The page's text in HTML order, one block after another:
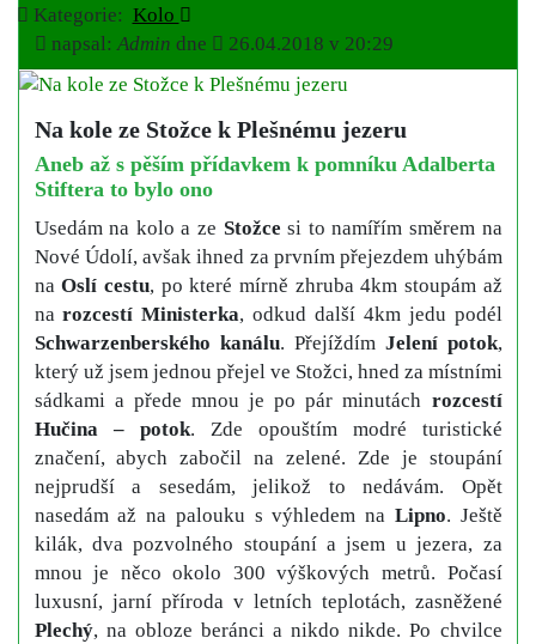
Kategorie: Kolo
napsal:Admin dne 26.04.2018 v 20:29
Na kole ze Stožce k Plešnému jezeru
Aneb až s pěším přídavkem k pomníku Adalberta
Stiftera to bylo ono
Usedám na kolo a ze Stožce si to namířím směrem na
Nové Údolí, avšak ihned za prvním přejezdem uhýbám
naOslí cestu, po které mírně zhruba 4km stoupám až
narozcestí Ministerka, odkud další 4km jedu podél
Schwarzenberského kanálu. Přejíždím Jelení potok,
který už jsem jednou přejel ve Stožci, hned za místními
sádkami a přede mnou je po pár minutách rozcestí
Hučina – potok. Zde opouštím modré turistické
značení, abych zabočil na zelené. Zde je stoupání
nejprudší a sesedám, jelikož to nedávám. Opět
nasedám až na palouku s výhledem na Lipno. Ještě
kilák, dva pozvolného stoupání a jsem u jezera, za
mnou je něco okolo 300 výškových metrů. Počasí
luxusní, jarní příroda v letních teplotách, zasněžené
Plechý, na obloze beránci a nikdo nikde. Po chvilce